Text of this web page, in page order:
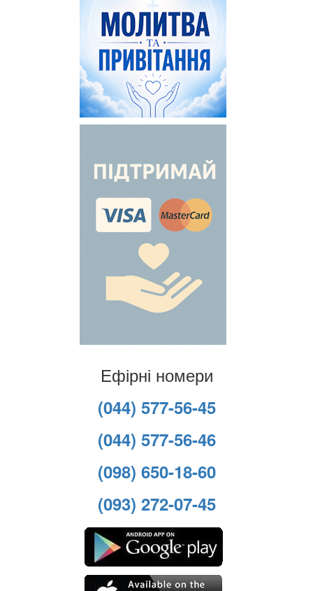
Ефірні номери
(044) 577-56-45
(044) 577-56-46
(098) 650-18-60
(093) 272-07-45